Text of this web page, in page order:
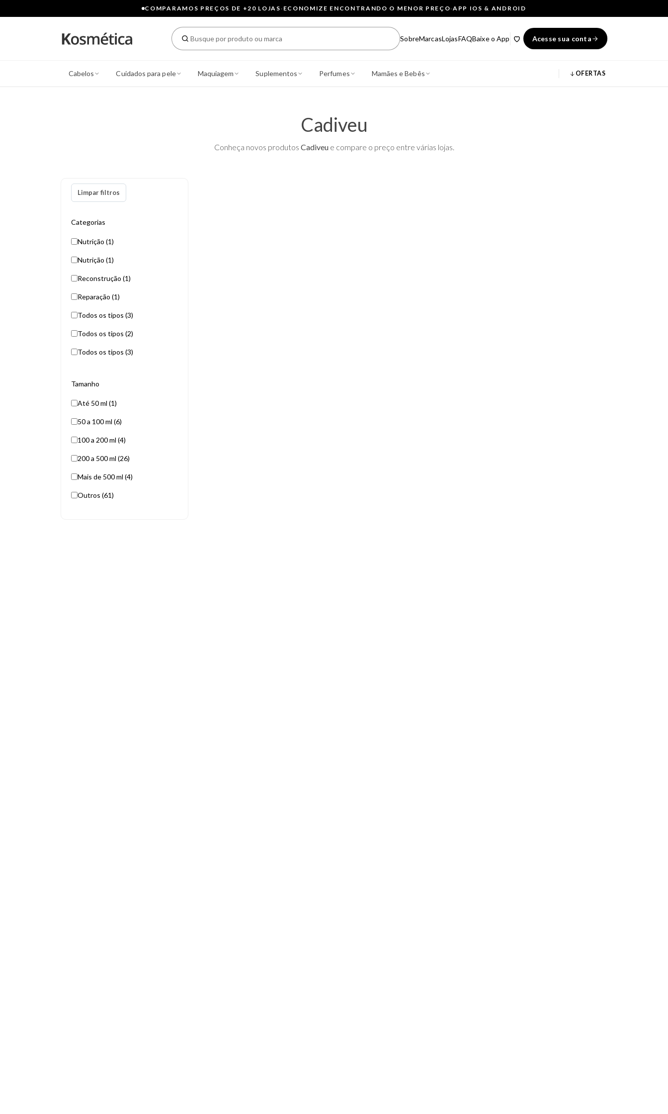
COMPARAMOS PREÇOS DE +20 LOJAS· ECONOMIZE ENCONTRANDO O MENOR PREÇO·APP IOS & ANDROID
SobreMarcasLojasFAQBaixe o App Acesse sua conta
Cabelos Cuidados para pele Maquiagem Suplementos Perfumes Mamães e Bebês OFERTAS
Cadiveu
Conheça novos produtos Cadiveue compare o preço entre várias lojas.
Limpar filtros
Categorias
Nutrição (1)
Nutrição (1)
Reconstrução (1)
Reparação (1)
Todos os tipos (3)
Todos os tipos (2)
Todos os tipos (3)
Tamanho
Até 50 ml (1)
50 a 100 ml (6)
100 a 200 ml (4)
200 a 500 ml (26)
Mais de 500 ml (4)
Outros (61)